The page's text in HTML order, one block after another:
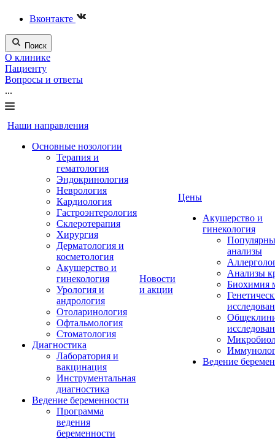
Вконтакте
Поиск
О клинике
Пациенту
Вопросы и ответы
...
Наши направления
Основные нозологии
Терапия и
гематология
Эндокринология
Неврология
Кардиология
Гастроэнтерология
Склеротерапия
Хирургия
Дерматология и
косметология
Акушерство и
гинекология
Урология и
андрология
Отоларинология
Офтальмология
Стоматология
Диагностика
Лаборатория и
вакцинация
Инструментальная
диагностика
Ведение беременности
Программа
ведения
беременности
Новости
и акции
Цены
Акушерство и
гинекология
анализы
Анализы
Биохимия
Ведение